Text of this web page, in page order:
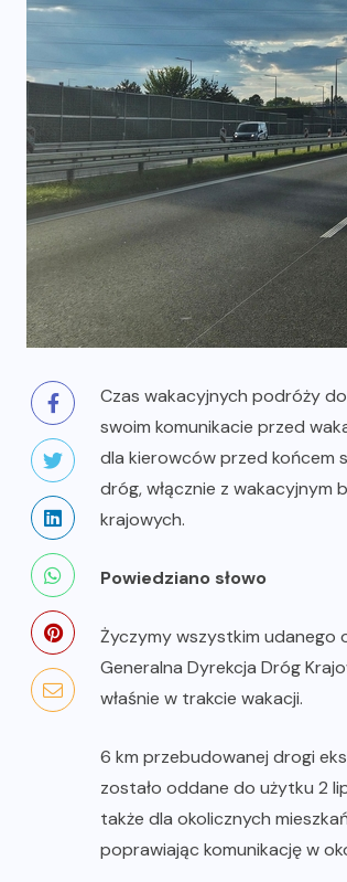
Czas wakacyjnych podróży
swoim komunikacie przed
dla kierowców przed końcem
dróg, włącznie z wakacyjnym
krajowych.
Powiedziano słowo
Życzymy wszystkim udanego
Generalna Dyrekcja Dróg
właśnie w trakcie wakacji.
6 km przebudowanej drogi
zostało oddane do użytku 2
także dla okolicznych
poprawiając komunikację w